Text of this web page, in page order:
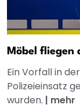
Möbel fliegen
Ein Vorfall in
Polizeieinsatz
wurden. | mehr